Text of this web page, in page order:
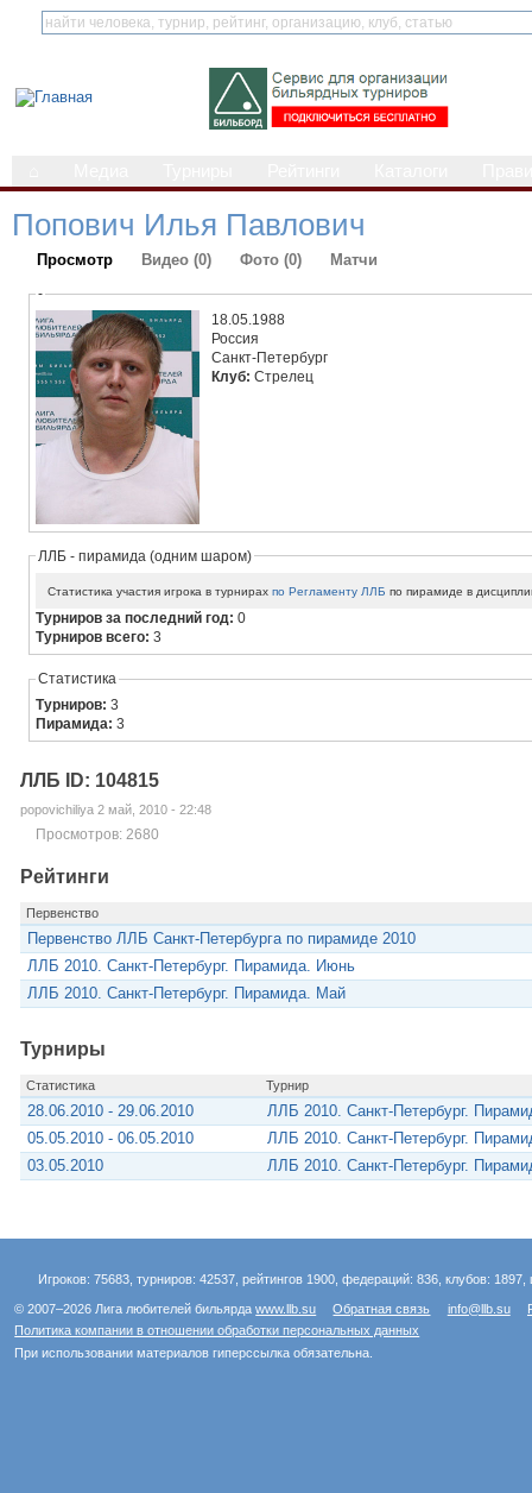
Попович Илья Павлович
Просмотр Видео (0) Фото (0) Матчи
-
18.05.1988
Россия
Санкт-Петербург
Клуб:Стрелец
ЛЛБ - пирамида (одним шаром)
Статистика участия игрока в турнирахпо Регламенту ЛЛБ по пирамиде в
Турниров за последний год:0
Турниров всего:3
Статистика
Турниров:3
Пирамида:3
ЛЛБ ID: 104815
popovichiliya 2 май, 2010 - 22:48
Просмотров: 2680
Рейтинги
Первенство
Первенство ЛЛБ Санкт-Петербурга по пирамиде 2010
ЛЛБ 2010. Санкт-Петербург. Пирамида. Июнь
ЛЛБ 2010. Санкт-Петербург. Пирамида. Май
Турниры
Статистика Турнир
28.06.2010 - 29.06.2010
ЛЛБ 2010. Санкт-Петербург.
05.05.2010 - 06.05.2010
ЛЛБ 2010. Санкт-Петербург.
03.05.2010
ЛЛБ 2010. Санкт-Петербург.
Игроков: 75683, турниров: 42537, рейтингов 1900, федераций: 836, клубов:
© 2007–2026 Лига любителей бильярдаwww.llb.su Обратная связь info@llb.su
Политика компании в отношении обработки персональных данных
При использовании материалов гиперссылка обязательна.